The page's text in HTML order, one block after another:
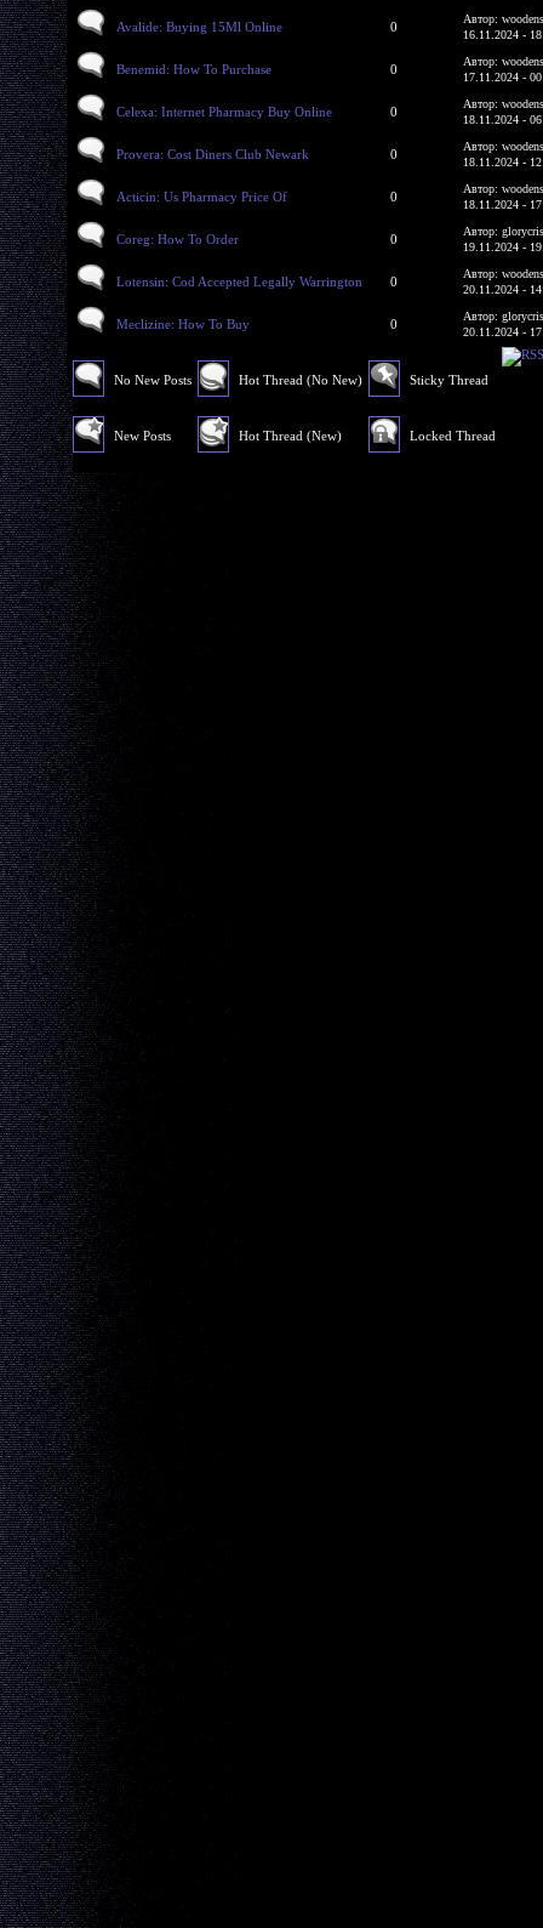
Avalide: Buying 15Ml Online 0
Автор:
16.11.2024 -
Benemid: How To Purchase 0
Автор:
17.11.2024 -
Celexa: Internet Pharmacy Buy Online 0
Автор:
18.11.2024 -
Provera: Cost Diners Club Newark 0
Автор:
18.11.2024 -
Acticin: Us Pharmacy Price Of 0
Автор:
18.11.2024 -
Coreg: How To Order 0
Автор:
19.11.2024 -
Lotensin: Cod Accepted Legally Warrington 0
Автор:
20.11.2024 -
Meclizine: How To Buy 0
Автор:
20.11.2024 -
No New Posts
New Posts
Hot Thread (No New)
Hot Thread (New)
Sticky Thread
Locked Thread